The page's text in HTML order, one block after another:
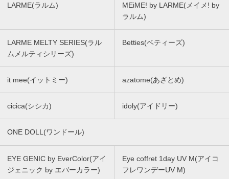
LARME(ラルム)
MEiME! by LARME(メイメ! by
ラルム)
LARME MELTY SERIES(ラル
ムメルティシリーズ)
Betties(ベティーズ)
it mee(イットミー) azatome(あざとめ)
cicica(シシカ) idoly(アイドリー)
ONE DOLL(ワンドール)
EYE GENIC by EverColor(アイ
ジェニック by エバーカラー)
Eye coffret 1day UV M(アイコ
フレワンデーUV M)